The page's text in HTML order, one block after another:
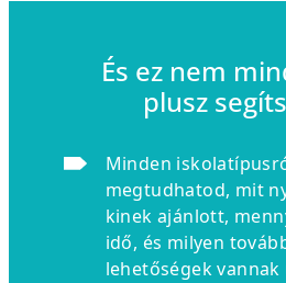
És ez nem
plusz
Minden
megtudhatod, mit
kinek ajánlott,
idő, és milyen
lehetőségek vannak